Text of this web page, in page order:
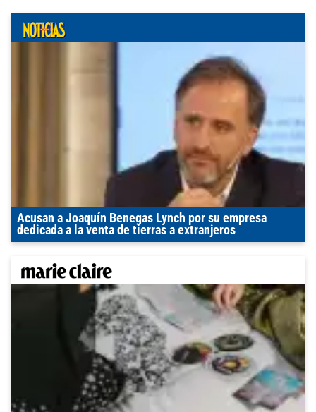
Acusan a Joaquín Benegas Lynch por su empresa
dedicada a la venta de tierras a extranjeros